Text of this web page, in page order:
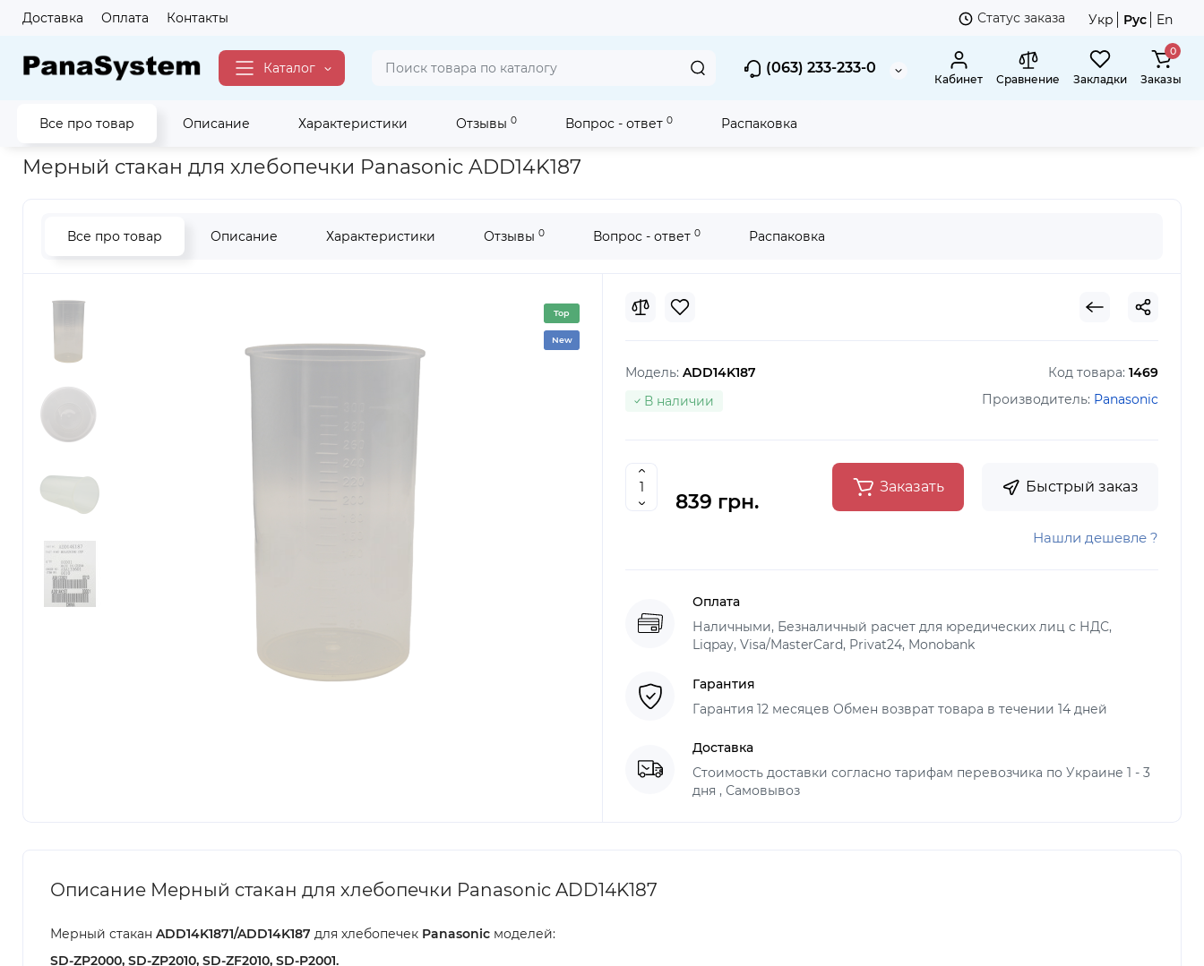
Доставка Оплата Контакты Статус заказа Укр Рус En
Каталог (063) 233-233-0
Кабинет Сравнение Закладки
0
Заказы
Все про товар Описание Характеристики Отзывы 0 Вопрос - ответ 0 Распаковка
Главная Для Кухни Аксессуары Для Кухни для Хлебопечек Мерная посуда Мерный стакан для хлебопечки Panasonic ADD14K187
Мерный стакан для хлебопечки Panasonic ADD14K187
Все про товар Описание Характеристики Отзывы 0 Вопрос - ответ 0 Распаковка
Top
New
Модель: ADD14K187 Код товара: 1469
Производитель: Panasonic
В наличии
839 грн.
Заказать Быстрый заказ
Нашли дешевле ?
Оплата
Наличными, Безналичный расчет для юредических лиц с НДС,
Liqpay, Visa/MasterCard, Privat24, Monobank
Гарантия
Гарантия 12 месяцев Обмен возврат товара в течении 14 дней
Доставка
Стоимость доставки согласно тарифам перевозчика по Украине 1 - 3
дня , Самовывоз
Описание Мерный стакан для хлебопечки Panasonic ADD14K187
Мерный стакан ADD14K1871/ADD14K187 для хлебопечек Panasonic моделей:
SD-ZP2000, SD-ZP2010, SD-ZF2010, SD-P2001.